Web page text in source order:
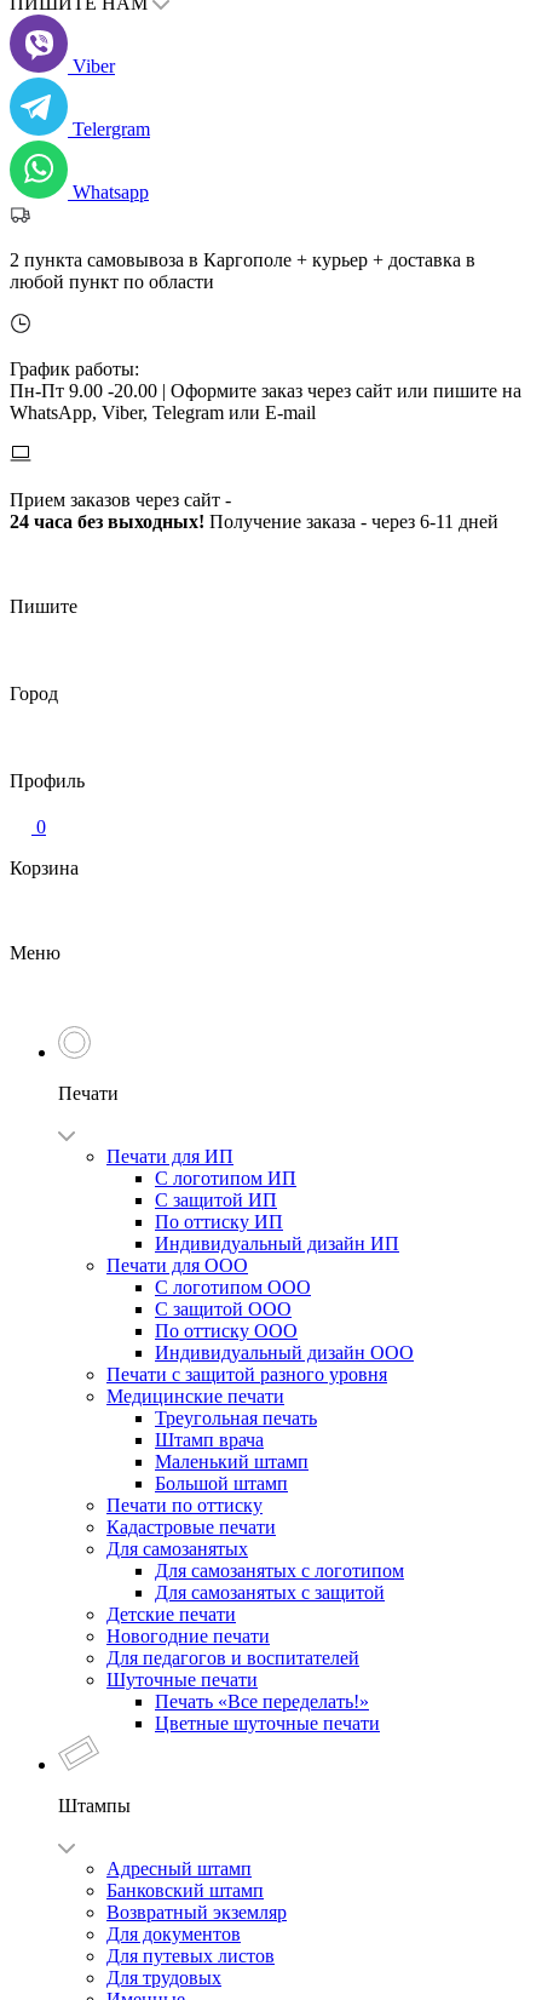
Viber
Telergram
Whatsapp
2 пункта самовывоза в Каргополе + курьер + доставка в
любой пункт по области
График работы:
Пн-Пт 9.00 -20.00 | Оформите заказ через сайт или пишите на
WhatsApp, Viber, Telegram или E-mail
Прием заказов через сайт -
24 часа без выходных! Получение заказа - через 6-11 дней
Пишите
Город
Профиль
0
Корзина
Меню
Печати
Печати для ИП
С логотипом ИП
С защитой ИП
По оттиску ИП
Индивидуальный дизайн ИП
Печати для ООО
С логотипом ООО
С защитой ООО
По оттиску ООО
Индивидуальный дизайн ООО
Печати с защитой разного уровня
Медицинские печати
Треугольная печать
Штамп врача
Маленький штамп
Большой штамп
Печати по оттиску
Кадастровые печати
Для самозанятых
Для самозанятых с логотипом
Для самозанятых с защитой
Детские печати
Новогодние печати
Для педагогов и воспитателей
Шуточные печати
Печать «Все переделать!»
Цветные шуточные печати
Штампы
Адресный штамп
Банковский штамп
Возвратный экземляр
Для документов
Для путевых листов
Для трудовых